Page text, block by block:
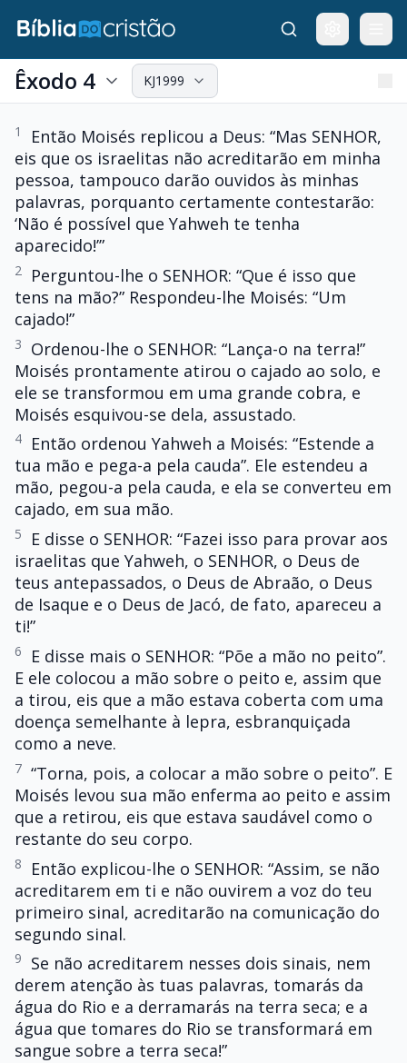
Êxodo 4 KJ1999
1
Então Moisés replicou a Deus: “Mas SENHOR,
eis que os israelitas não acreditarão em minha
pessoa, tampouco darão ouvidos às minhas
palavras, porquanto certamente contestarão:
‘Não é possível que Yahweh te tenha
aparecido!’”
2
Perguntou-lhe o SENHOR: “Que é isso que
tens na mão?” Respondeu-lhe Moisés: “Um
cajado!”
3
Ordenou-lhe o SENHOR: “Lança-o na terra!”
Moisés prontamente atirou o cajado ao solo, e
ele se transformou em uma grande cobra, e
Moisés esquivou-se dela, assustado.
4
Então ordenou Yahweh a Moisés: “Estende a
tua mão e pega-a pela cauda”. Ele estendeu a
mão, pegou-a pela cauda, e ela se converteu em
cajado, em sua mão.
5
E disse o SENHOR: “Fazei isso para provar aos
israelitas que Yahweh, o SENHOR, o Deus de
teus antepassados, o Deus de Abraão, o Deus
de Isaque e o Deus de Jacó, de fato, apareceu a
ti!”
6
E disse mais o SENHOR: “Põe a mão no peito”.
E ele colocou a mão sobre o peito e, assim que
a tirou, eis que a mão estava coberta com uma
doença semelhante à lepra, esbranquiçada
como a neve.
7 “Torna, pois, a colocar a mão sobre o peito”. E
Moisés levou sua mão enferma ao peito e assim
que a retirou, eis que estava saudável como o
restante do seu corpo.
8
Então explicou-lhe o SENHOR: “Assim, se não
acreditarem em ti e não ouvirem a voz do teu
primeiro sinal, acreditarão na comunicação do
segundo sinal.
9
Se não acreditarem nesses dois sinais, nem
derem atenção às tuas palavras, tomarás da
água do Rio e a derramarás na terra seca; e a
água que tomares do Rio se transformará em
sangue sobre a terra seca!”